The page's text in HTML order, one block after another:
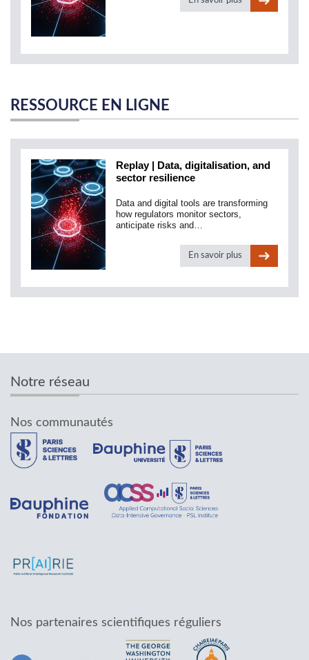
RESSOURCE EN LIGNE
Replay | Data, digitalisation, and
sector resilience
Data and digital tools are transforming
how regulators monitor sectors,
anticipate risks and…
En savoir plus
Notre réseau
Nos communautés
Nos partenaires scientifiques réguliers